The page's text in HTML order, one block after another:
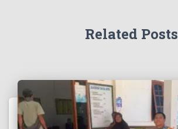
Related Posts